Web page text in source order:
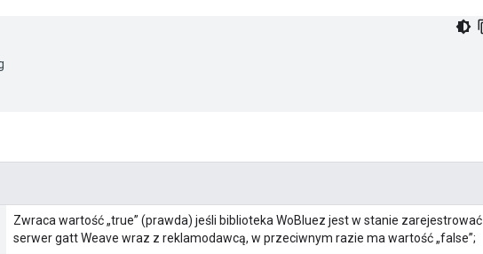
Zwraca wartość „true” (prawda) jeśli biblioteka WoBluez jest w stanie zarejestrować
serwer gatt Weave wraz z reklamodawcą, w przeciwnym razie ma wartość „false”;